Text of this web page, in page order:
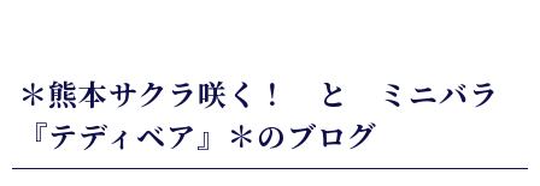
＊熊本サクラ咲く！ と ミニバラ
『テディベア』＊のブログ